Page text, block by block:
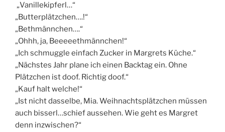
„Vanillekipferl…“
„Butterplätzchen….!“
„Bethmännchen….“
„Ohhh, ja, Beeeeethmännchen!“
„Ich schmuggle einfach Zucker in Margrets Küche.“
„Nächstes Jahr plane ich einen Backtag ein. Ohne
Plätzchen ist doof. Richtig doof.“
„Kauf halt welche!“
„Ist nicht dasselbe, Mia. Weihnachtsplätzchen müssen
auch bisserl…schief aussehen. Wie geht es Margret
denn inzwischen?“